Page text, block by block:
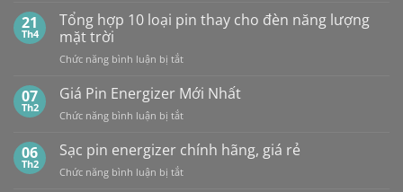
SỈ
TẠI
NỘI
TÍN,
CHIẾT
sánh
của
hãng:
Panasonic
Maxell:
21
Th4
Tổng hợp 10 loại pin thay cho đèn năng lượng
mặt trời
Chức năng bình luận bị tắtở
hợp
loại
thay
đèn
07
Th2
Giá Pin Energizer Mới Nhất
Chức năng bình luận bị tắtở
Pin
Mới
06
Th2
Sạc pin energizer chính hãng, giá rẻ
Chức năng bình luận bị tắtở